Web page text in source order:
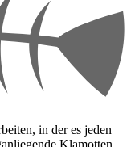
in der es jeden